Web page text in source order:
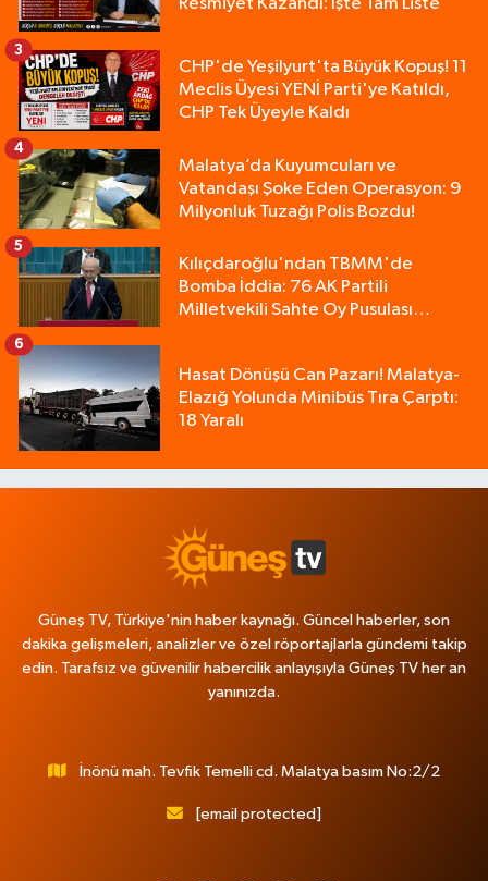
CHP'de Yeşilyurt'ta Büyük Kopuş! 11
Meclis Üyesi YENİ Parti'ye Katıldı,
CHP Tek Üyeyle Kaldı
3
Malatya’da Kuyumcuları ve
Vatandaşı Şoke Eden Operasyon: 9
Milyonluk Tuzağı Polis Bozdu!
4
Kılıçdaroğlu'ndan TBMM'de
Bomba İddia: 76 AK Partili
Milletvekili Sahte Oy Pusulası
5
Hasat Dönüşü Can Pazarı! Malatya-
Elazığ Yolunda Minibüs Tıra Çarptı:
18 Yaralı
6
Güneş TV, Türkiye'nin haber kaynağı. Güncel haberler, son
dakika gelişmeleri, analizler ve özel röportajlarla gündemi takip
edin. Tarafsız ve güvenilir habercilik anlayışıyla Güneş TV her an
yanınızda.
İnönü mah. Tevfik Temelli cd. Malatya basım No:2/2
[email protected]